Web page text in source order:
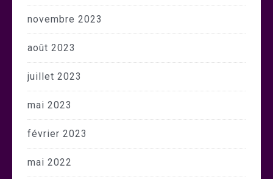
novembre 2023
août 2023
juillet 2023
mai 2023
février 2023
mai 2022